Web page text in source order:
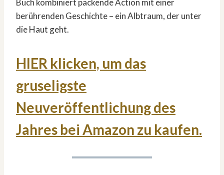
Buch kombiniert packende Action mit einer
berührenden Geschichte – ein Albtraum, der unter
die Haut geht.
HIER klicken, um das
gruseligste
Neuveröffentlichung des
Jahres bei Amazon zu kaufen.